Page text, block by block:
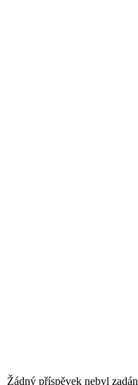
Žádný příspěvek nebyl zadán